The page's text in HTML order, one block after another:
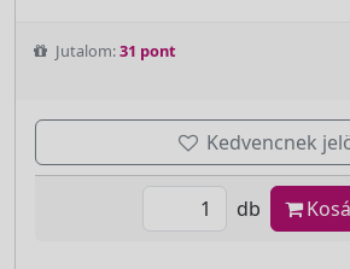
Jutalom:31 pont
Kedvencnek
db